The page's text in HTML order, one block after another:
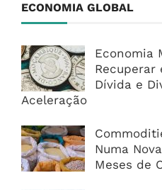
ECONOMIA GLOBAL
Economia
Recuperar
Dívida e
Aceleração
Numa
Meses de